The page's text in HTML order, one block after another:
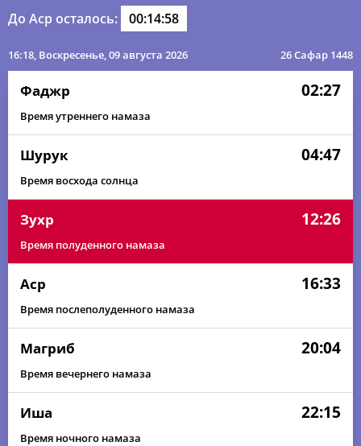
До Аср осталось: 00:14:58
16:18, Воскресенье, 09 августа 2026 26 Сафар 1448
Фаджр 02:27
Время утреннего намаза
Шурук 04:47
Время восхода солнца
Зухр 12:26
Время полуденного намаза
Аср 16:33
Время послеполуденного намаза
Магриб 20:04
Время вечернего намаза
Иша 22:15
Время ночного намаза